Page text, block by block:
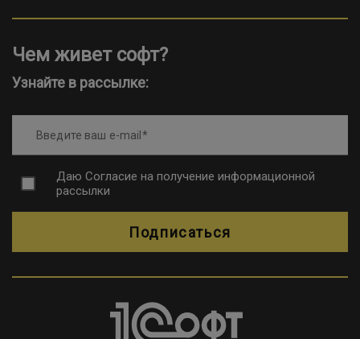
Чем живет софт?
Узнайте в рассылке:
Введите ваш e-mail
Даю Согласие на получение информационной
рассылки
Подписаться